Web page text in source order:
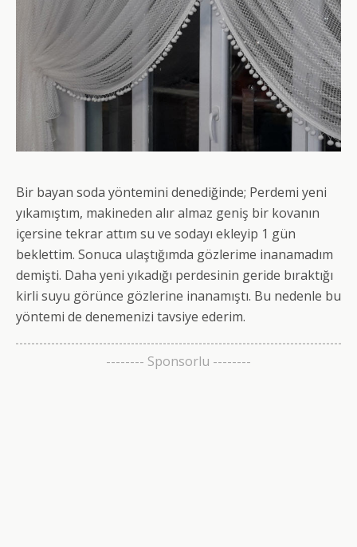
Bir bayan soda yöntemini denediğinde; Perdemi yeni
yıkamıştım, makineden alır almaz geniş bir kovanın
içersine tekrar attım su ve sodayı ekleyip 1 gün
beklettim. Sonuca ulaştığımda gözlerime inanamadım
demişti. Daha yeni yıkadığı perdesinin geride bıraktığı
kirli suyu görünce gözlerine inanamıştı. Bu nedenle bu
yöntemi de denemenizi tavsiye ederim.
-------- Sponsorlu --------